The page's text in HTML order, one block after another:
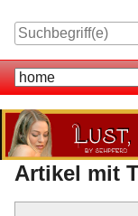
Navigation
Artikel mit